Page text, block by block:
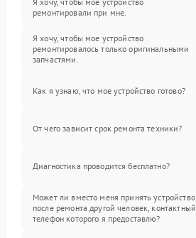
ремонтировали при мне.
Я хочу, чтобы мое устройство
ремонтировалось только оригинальными
запчастями.
Как я узнаю, что мое устройство готово?
От чего зависит срок ремонта техники?
Диагностика проводится бесплатно?
Может ли вместо меня принять устройство
после ремонта другой человек, контактный
телефон которого я предоставлю?